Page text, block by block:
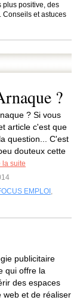
plus positive, des
Conseils et astuces
?
? Si vous
article c'est que
question... C'est
douteux cette
la suite
EMPLOI ,
publicitaire
qui offre la
des espaces
web et de réaliser